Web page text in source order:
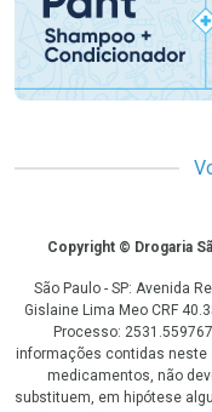
CopyrightCopyright © Drogaria
São Paulo - SP: Avenida
Gislaine Lima Meo CRF
Processo:
informações contidas neste
medicamentos, não
substituem, em hipótese